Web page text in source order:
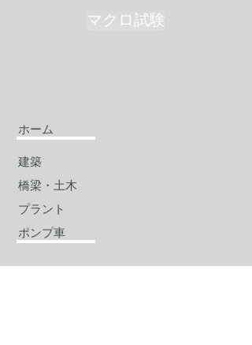
マクロ試験
ホーム
建築
橋梁・土木
プラント
ポンプ車